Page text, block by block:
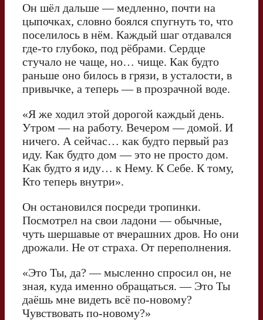
Он шёл дальше — медленно, почти на
цыпочках, словно боялся спугнуть то, что
поселилось в нём. Каждый шаг отдавался
где-то глубоко, под рёбрами. Сердце
стучало не чаще, но… чище. Как будто
раньше оно билось в грязи, в усталости, в
привычке, а теперь — в прозрачной воде.
«Я же ходил этой дорогой каждый день.
Утром — на работу. Вечером — домой. И
ничего. А сейчас… как будто первый раз
иду. Как будто дом — это не просто дом.
Как будто я иду… к Нему. К Себе. К тому,
Кто теперь внутри».
Он остановился посреди тропинки.
Посмотрел на свои ладони — обычные,
чуть шершавые от вчерашних дров. Но они
дрожали. Не от страха. От переполнения.
«Это Ты, да? — мысленно спросил он, не
зная, куда именно обращаться. — Это Ты
даёшь мне видеть всё по-новому?
Чувствовать по-новому?»